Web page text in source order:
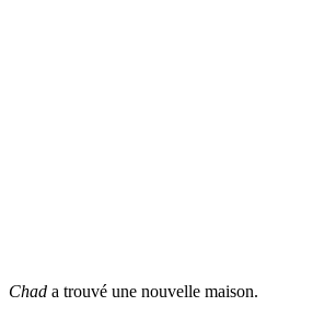
Chad a trouvé une nouvelle maison.